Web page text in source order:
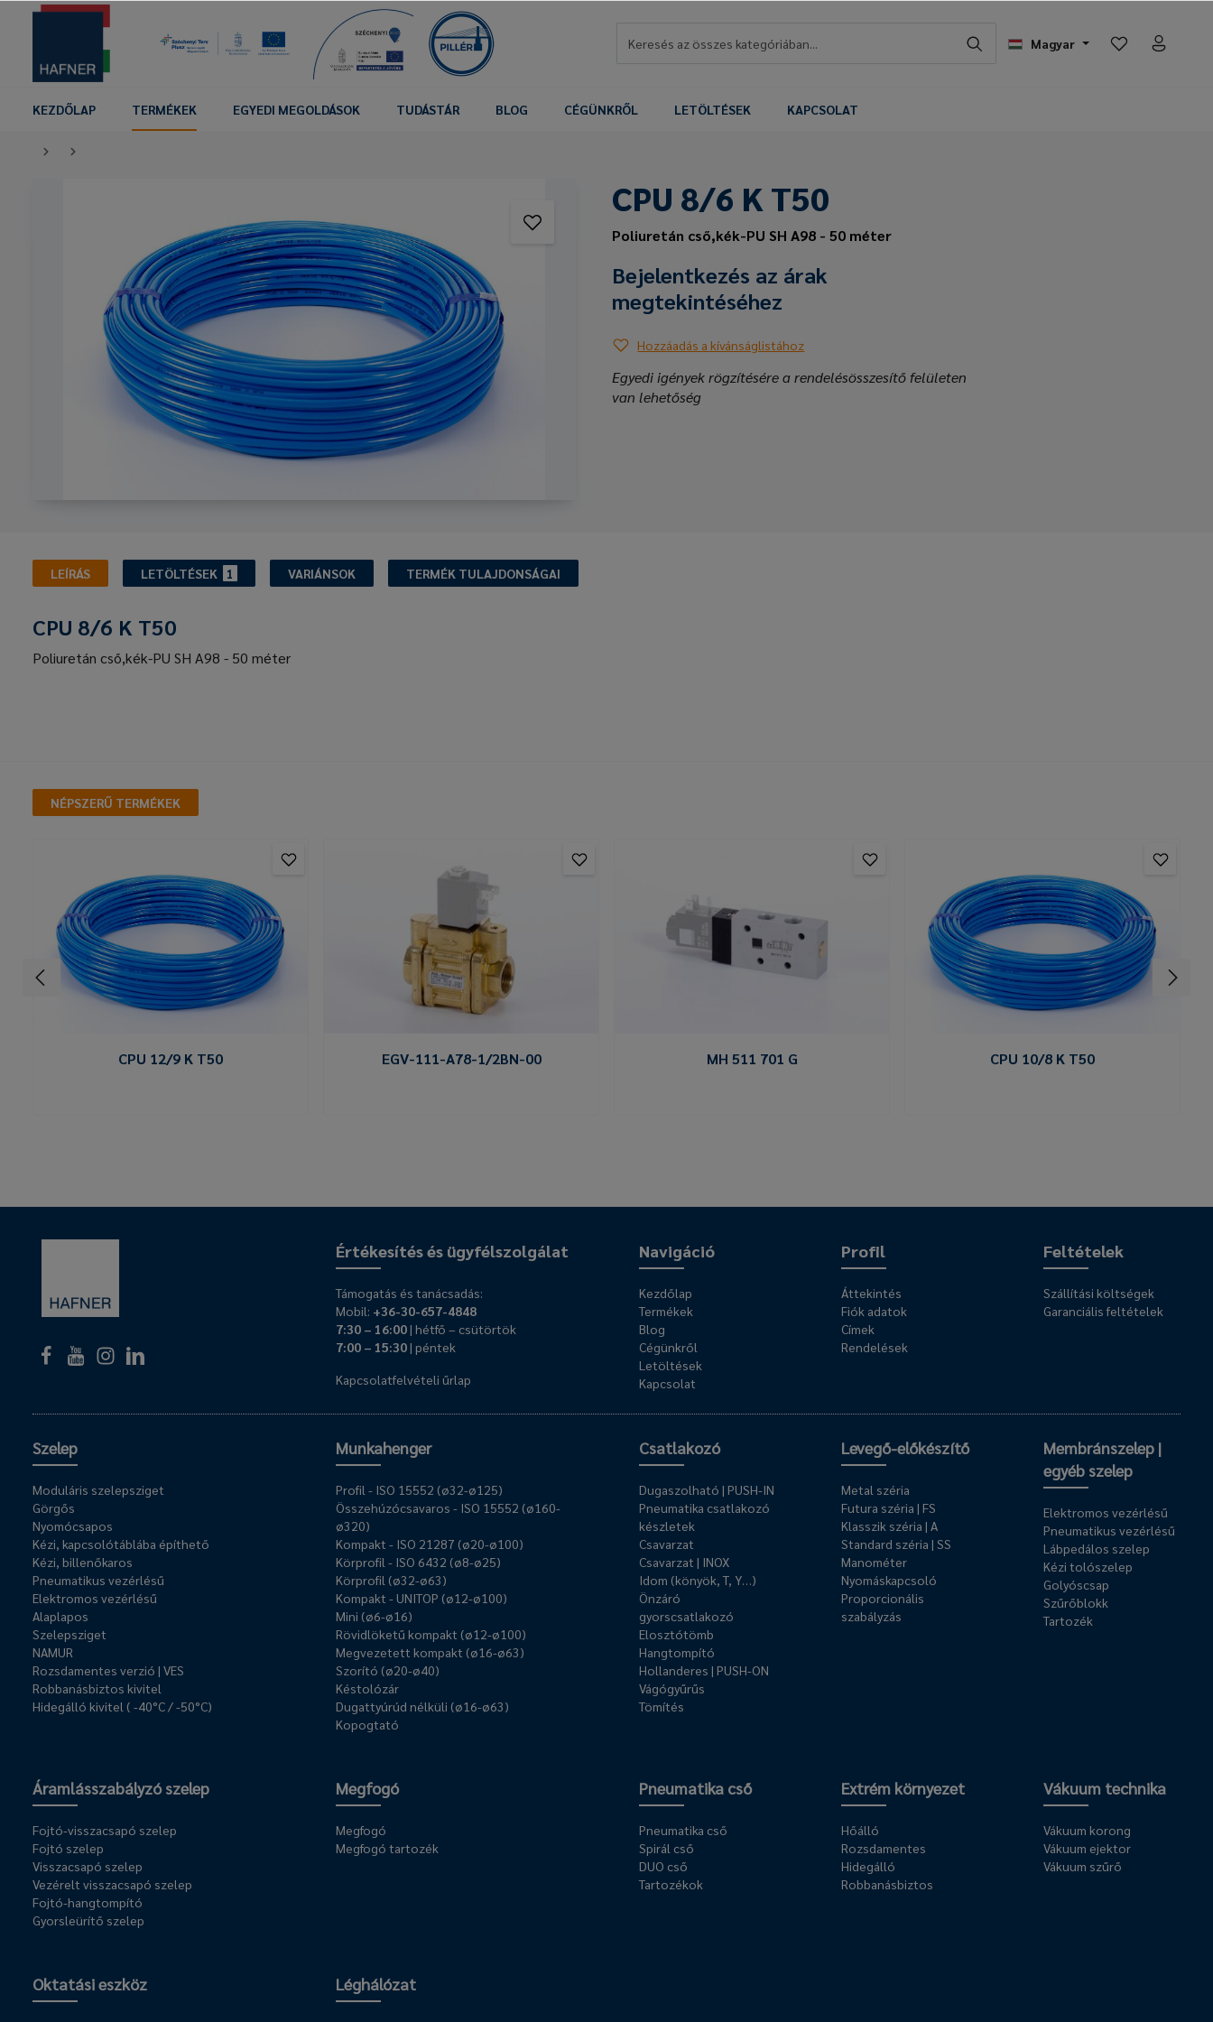
Magyar
KEZDŐLAP TERMÉKEK EGYEDI MEGOLDÁSOK TUDÁSTÁR BLOG CÉGÜNKRŐL LETÖLTÉSEK KAPCSOLAT
CPU 8/6 K T50
Poliuretán cső,kék-PU SH A98 - 50 méter
Bejelentkezés az árak
megtekintéséhez
Hozzáadás a kívánságlistához
Egyedi igények rögzítésére a rendelésösszesítő felületen
van lehetőség
LEÍRÁS LETÖLTÉSEK 1 VARIÁNSOK TERMÉK TULAJDONSÁGAI
CPU 8/6 K T50
Poliuretán cső,kék-PU SH A98 - 50 méter
NÉPSZERŰ TERMÉKEK
CPU 12/9 K T50 EGV-111-A78-1/2BN-00 MH 511 701 G CPU 10/8 K T50
Navigáció
Kezdőlap
Termékek
Blog
Cégünkről
Letöltések
Kapcsolat
Profil
Áttekintés
Fiók adatok
Címek
Rendelések
Feltételek
Szállítási költségek
Garanciális feltételek
Értékesítés és ügyfélszolgálat
Támogatás és tanácsadás:
Mobil: +36-30-657-4848
7:30 – 16:00| hétfő – csütörtök
7:00 – 15:30| péntek
Kapcsolatfelvételi űrlap
Szelep
Moduláris szelepsziget
Görgős
Nyomócsapos
Kézi, kapcsolótáblába építhető
Kézi, billenőkaros
Pneumatikus vezérlésű
Elektromos vezérlésű
Alaplapos
Szelepsziget
NAMUR
Rozsdamentes verzió | VES
Robbanásbiztos kivitel
Hidegálló kivitel ( -40°C / -50°C)
Munkahenger
Profil - ISO 15552 (ø32-ø125)
Összehúzócsavaros - ISO 15552 (ø160-
ø320)
Kompakt - ISO 21287 (ø20-ø100)
Körprofil - ISO 6432 (ø8-ø25)
Körprofil (ø32-ø63)
Kompakt - UNITOP (ø12-ø100)
Mini (ø6-ø16)
Rövidlöketű kompakt (ø12-ø100)
Megvezetett kompakt (ø16-ø63)
Szorító (ø20-ø40)
Késtolózár
Dugattyúrúd nélküli (ø16-ø63)
Kopogtató
Csatlakozó
Dugaszolható | PUSH-IN
Pneumatika csatlakozó
készletek
Csavarzat
Csavarzat | INOX
Idom (könyök, T, Y…)
Önzáró
gyorscsatlakozó
Elosztótömb
Hangtompító
Hollanderes | PUSH-ON
Vágógyűrűs
Tömítés
Levegő-előkészítő
Metal széria
Futura széria | FS
Klasszik széria | A
Standard széria | SS
Manométer
Nyomáskapcsoló
Proporcionális
szabályzás
Membránszelep |
egyéb szelep
Elektromos vezérlésű
Pneumatikus vezérlésű
Lábpedálos szelep
Kézi tolószelep
Golyóscsap
Szűrőblokk
Tartozék
Áramlásszabályzó szelep
Fojtó-visszacsapó szelep
Fojtó szelep
Visszacsapó szelep
Vezérelt visszacsapó szelep
Fojtó-hangtompító
Gyorsleürítő szelep
Megfogó
Megfogó
Megfogó tartozék
Pneumatika cső
Pneumatika cső
Spirál cső
DUO cső
Tartozékok
Extrém környezet
Hőálló
Rozsdamentes
Hidegálló
Robbanásbiztos
Vákuum technika
Vákuum korong
Vákuum ejektor
Vákuum szűrő
Oktatási eszköz Léghálózat